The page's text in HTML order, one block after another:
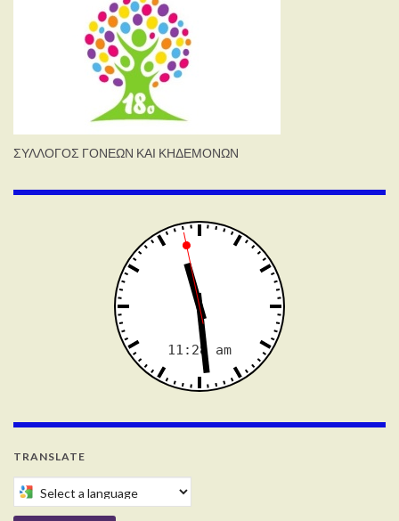
ΣΥΛΛΟΓΟΣ ΓΟΝΕΩΝ ΚΑΙ ΚΗΔΕΜΟΝΩΝ
TRANSLATE
Select a language to translate this page